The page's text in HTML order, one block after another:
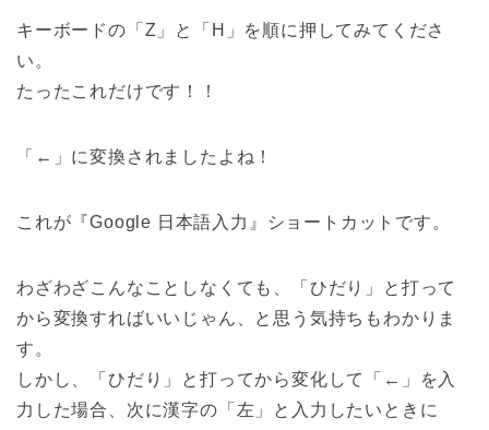
キーボードの「Z」と「H」を順に押してみてくださ
い。
たったこれだけです！！
「←」に変換されましたよね！
これが『Google 日本語入力』ショートカットです。
わざわざこんなことしなくても、「ひだり」と打って
から変換すればいいじゃん、と思う気持ちもわかりま
す。
しかし、「ひだり」と打ってから変化して「←」を入
力した場合、次に漢字の「左」と入力したいときに